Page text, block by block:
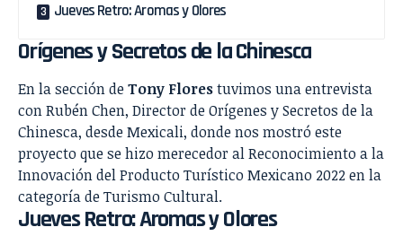
Jueves Retro: Aromas y Olores
Orígenes y Secretos de la Chinesca
En la sección deTony Florestuvimos una entrevista
con Rubén Chen, Director de Orígenes y Secretos de la
Chinesca, desde Mexicali, donde nos mostró este
proyecto que se hizo merecedor al Reconocimiento a la
Innovación del Producto Turístico Mexicano 2022 en la
categoría de Turismo Cultural.
Jueves Retro: Aromas y Olores